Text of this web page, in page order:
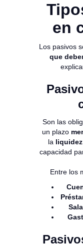
en
Los pasivos
que
Son las
un plazo
la liquidez
capacidad
Entre los